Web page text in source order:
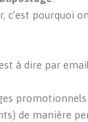
c’est pourquoi
à dire par
de manière